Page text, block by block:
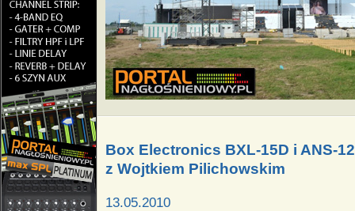
Box Electronics BXL-15D i ANS-
z Wojtkiem Pilichowskim
13.05.2010